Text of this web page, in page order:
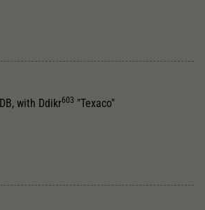
DB, with Ddikr603 "Texaco"